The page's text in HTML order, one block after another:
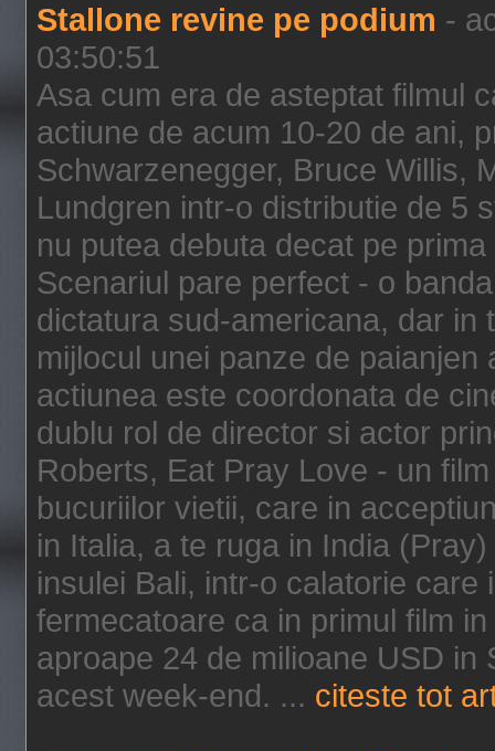
Stallone revine pe podium -
03:50:51
Asa cum era de asteptat filmul
actiune de acum 10-20 de ani,
Schwarzenegger, Bruce Willis,
Lundgren intr-o distributie de 5
nu putea debuta decat pe
Scenariul pare perfect - o
dictatura sud-americana, dar in
mijlocul unei panze de
actiunea este coordonata de
dublu rol de director si actor
Roberts, Eat Pray Love - un
bucuriilor vietii, care in
in Italia, a te ruga in India
insulei Bali, intr-o calatorie
fermecatoare ca in primul film
aproape 24 de milioane USD in
acest week-end. ... citeste tot